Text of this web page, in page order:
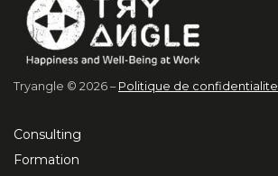
Tryangle © 2026 – Politique de confidentialite
Consulting
Formation